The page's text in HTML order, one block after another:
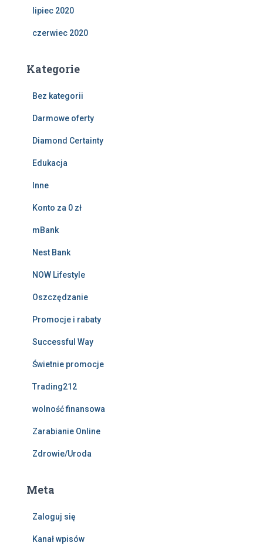
lipiec 2020
czerwiec 2020
Kategorie
Bez kategorii
Darmowe oferty
Diamond Certainty
Edukacja
Inne
Konto za 0 zł
mBank
Nest Bank
NOW Lifestyle
Oszczędzanie
Promocje i rabaty
Successful Way
Świetnie promocje
Trading212
wolność finansowa
Zarabianie Online
Zdrowie/Uroda
Meta
Zaloguj się
Kanał wpisów